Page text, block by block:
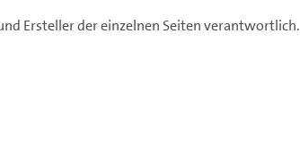
Ersteller der einzelnen Seiten verantwortlich.